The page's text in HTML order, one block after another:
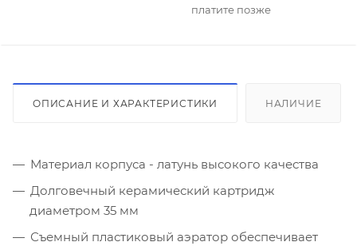
платите позже
ОПИСАНИЕ И ХАРАКТЕРИСТИКИ НАЛИЧИЕ
Материал корпуса - латунь высокого качества
Долговечный керамический картридж
диаметром 35 мм
Съемный пластиковый аэратор обеспечивает